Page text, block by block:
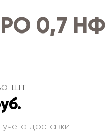
0,7 НФ
шт
доставки